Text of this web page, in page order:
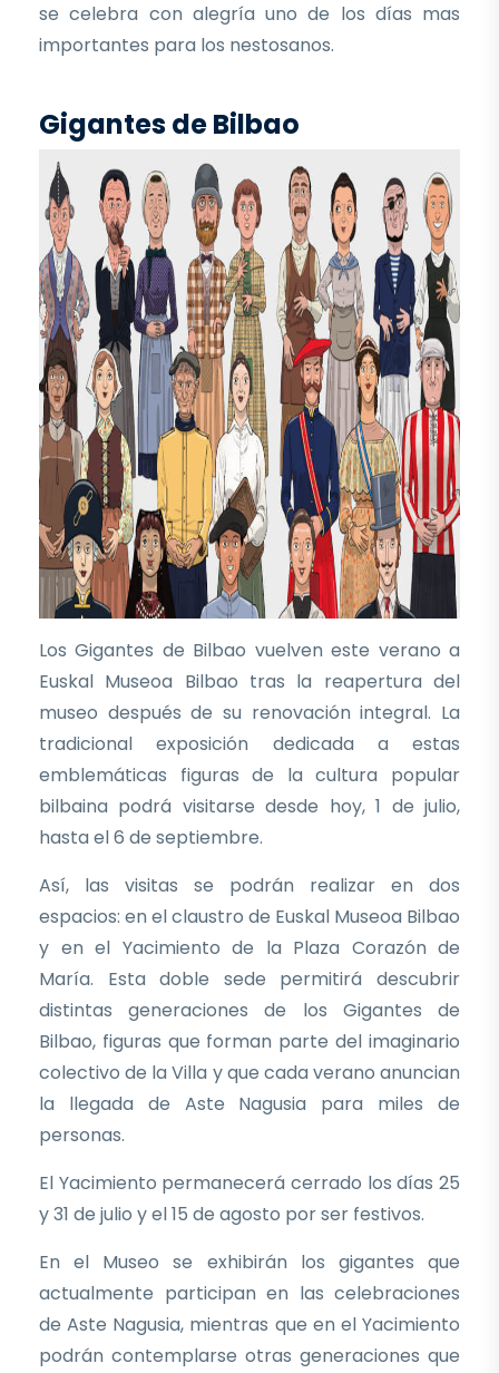
se celebra con alegría uno de los días mas
importantes para los nestosanos.
Gigantes de Bilbao
Los Gigantes de Bilbao vuelven este verano a
Euskal Museoa Bilbao tras la reapertura del
museo después de su renovación integral. La
tradicional exposición dedicada a estas
emblemáticas figuras de la cultura popular
bilbaina podrá visitarse desde hoy, 1 de julio,
hasta el 6 de septiembre.
Así, las visitas se podrán realizar en dos
espacios: en el claustro de Euskal Museoa Bilbao
y en el Yacimiento de la Plaza Corazón de
María. Esta doble sede permitirá descubrir
distintas generaciones de los Gigantes de
Bilbao, figuras que forman parte del imaginario
colectivo de la Villa y que cada verano anuncian
la llegada de Aste Nagusia para miles de
personas.
El Yacimiento permanecerá cerrado los días 25
y 31 de julio y el 15 de agosto por ser festivos.
En el Museo se exhibirán los gigantes que
actualmente participan en las celebraciones
de Aste Nagusia, mientras que en el Yacimiento
podrán contemplarse otras generaciones que